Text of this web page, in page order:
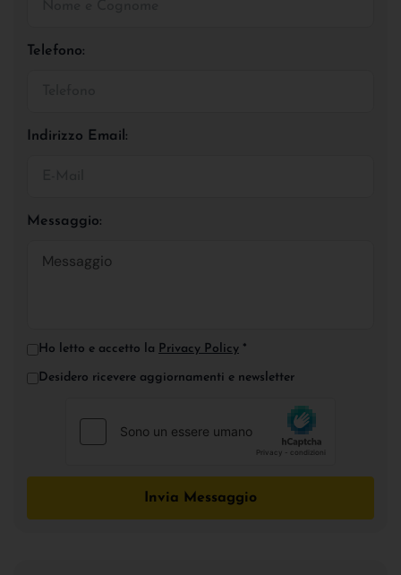
Telefono:
Indirizzo Email:
Messaggio:
Ho letto e accetto la Privacy Policy *
Desidero ricevere aggiornamenti e newsletter
Invia Messaggio